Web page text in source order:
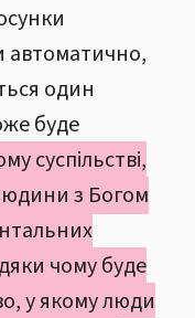
автоматично,
один
буде
суспільстві,
з Богом
чому буде
у якому люди